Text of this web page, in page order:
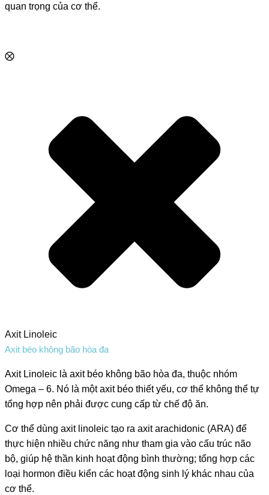
quan trọng của cơ thể.
⨂
Axit Linoleic
Axit béo không bão hòa đa
Axit Linoleic là axit béo không bão hòa đa, thuộc nhóm
Omega – 6. Nó là một axit béo thiết yếu, cơ thể không thể tự
tổng hợp nên phải được cung cấp từ chế độ ăn.
Cơ thể dùng axit linoleic tạo ra axit arachidonic (ARA) để
thực hiện nhiều chức năng như tham gia vào cấu trúc não
bộ, giúp hệ thần kinh hoạt động bình thường; tổng hợp các
loại hormon điều kiển các hoạt động sinh lý khác nhau của
cơ thể.